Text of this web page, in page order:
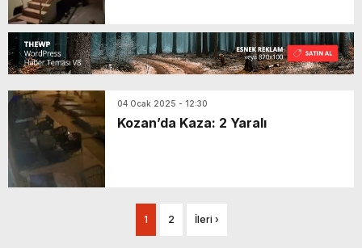
04 Ocak 2025 - 12:30
Kozan’da Kaza: 2 Yaralı
1 2 İleri ›